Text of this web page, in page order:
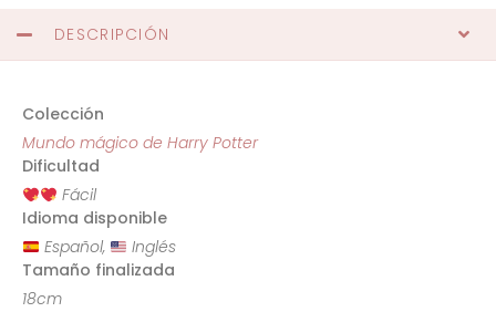
DESCRIPCIÓN
Colección
Mundo mágico de Harry Potter
Dificultad
Fácil
Idioma disponible
Español,
Inglés
Tamaño finalizada
18cm